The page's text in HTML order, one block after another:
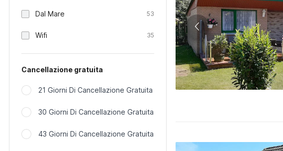
Dal Mare 53
Wifi 35
Cancellazione gratuita
21 Giorni Di Cancellazione Gratuita
30 Giorni Di Cancellazione Gratuita
43 Giorni Di Cancellazione Gratuita